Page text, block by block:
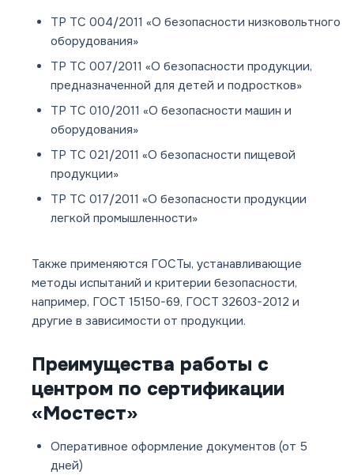
ТР ТС 004/2011 «О безопасности низковольтного
оборудования»
ТР ТС 007/2011 «О безопасности продукции,
предназначенной для детей и подростков»
ТР ТС 010/2011 «О безопасности машин и
оборудования»
ТР ТС 021/2011 «О безопасности пищевой
продукции»
ТР ТС 017/2011 «О безопасности продукции
легкой промышленности»
Также применяются ГОСТы, устанавливающие
методы испытаний и критерии безопасности,
например, ГОСТ 15150-69, ГОСТ 32603-2012 и
другие в зависимости от продукции.
Преимущества работы с
центром по сертификации
«Мостест»
Оперативное оформление документов (от 5
дней)